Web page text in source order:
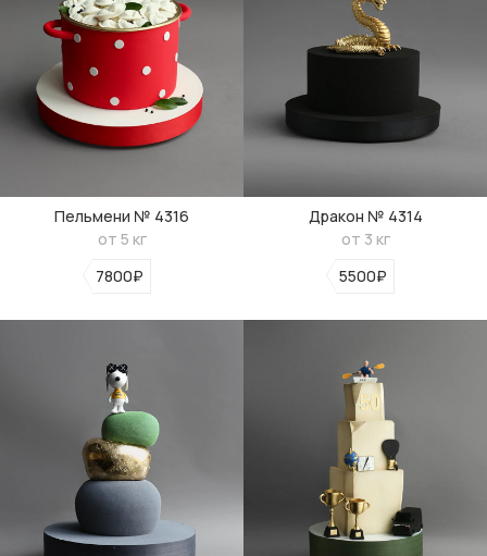
Пельмени № 4316
от 5 кг
7800₽
Дракон № 4314
от 3 кг
5500₽